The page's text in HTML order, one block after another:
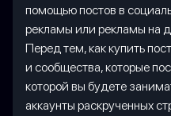
помощью постов в
рекламы или рекламы на
Перед тем, как купить
и сообщества, которые
которой вы будете
аккаунты раскрученных